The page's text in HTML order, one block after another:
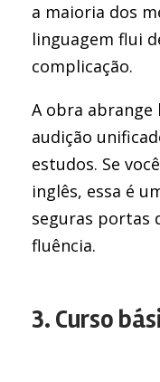
a maioria dos
linguagem flui
complicação.
A obra
audição
estudos. Se
inglês, essa é
seguras portas
fluência.
3. Curso